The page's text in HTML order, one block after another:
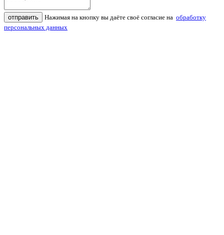
отправить Нажимая на кнопку вы даёте своё согласие на обработку
персональных данных